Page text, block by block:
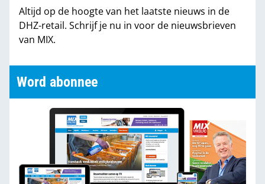
Partners
Altijd op de hoogte van het laatste nieuws in de
DHZ-retail. Schrijf je nu in voor de nieuwsbrieven
van MIX.
Word abonnee